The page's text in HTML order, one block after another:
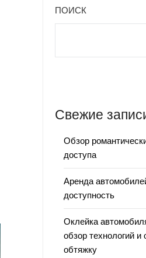
ПОИСК
Свежие
Обзор
доступа
Аренда
доступность
Оклейка
обзор технологий
обтяжку